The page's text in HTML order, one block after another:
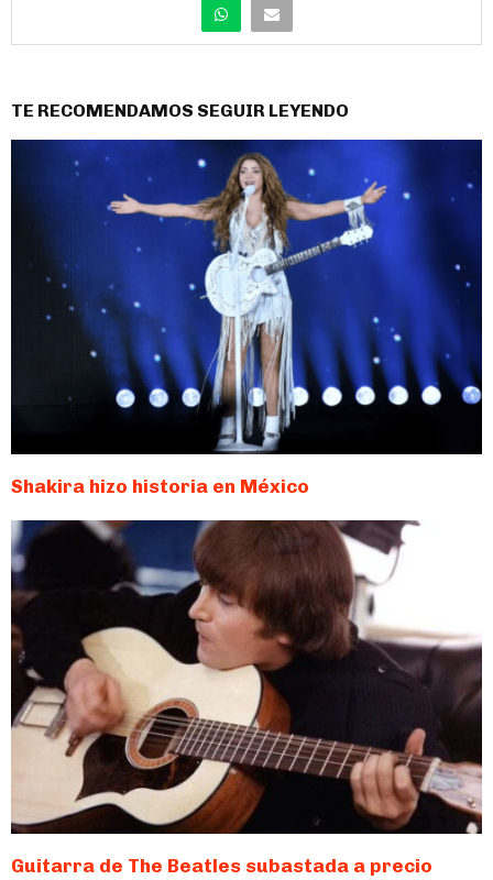
TE RECOMENDAMOS SEGUIR LEYENDO
Shakira hizo historia en México
Guitarra de The Beatles subastada a precio